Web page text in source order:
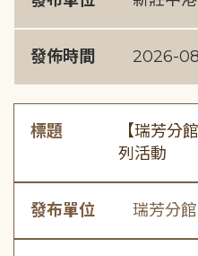
發佈時間 2026-
標題
【瑞芳分
列活動
發布單位 瑞芳分館